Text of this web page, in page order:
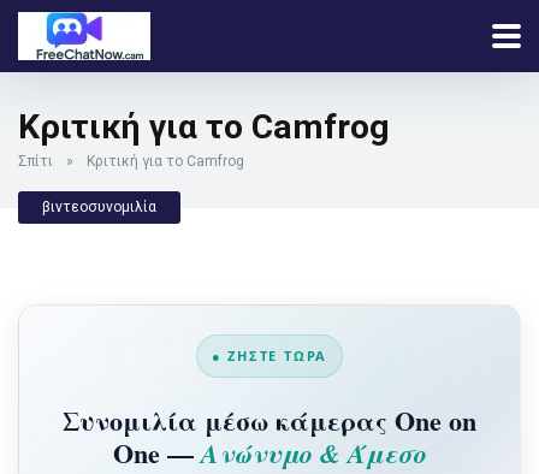
Κριτική για το Camfrog
Σπίτι » Κριτική για το Camfrog
βιντεοσυνομιλία
● ΖΉΣΤΕ ΤΏΡΑ
Συνομιλία μέσω κάμερας One on
One —Ανώνυμο & Άμεσο